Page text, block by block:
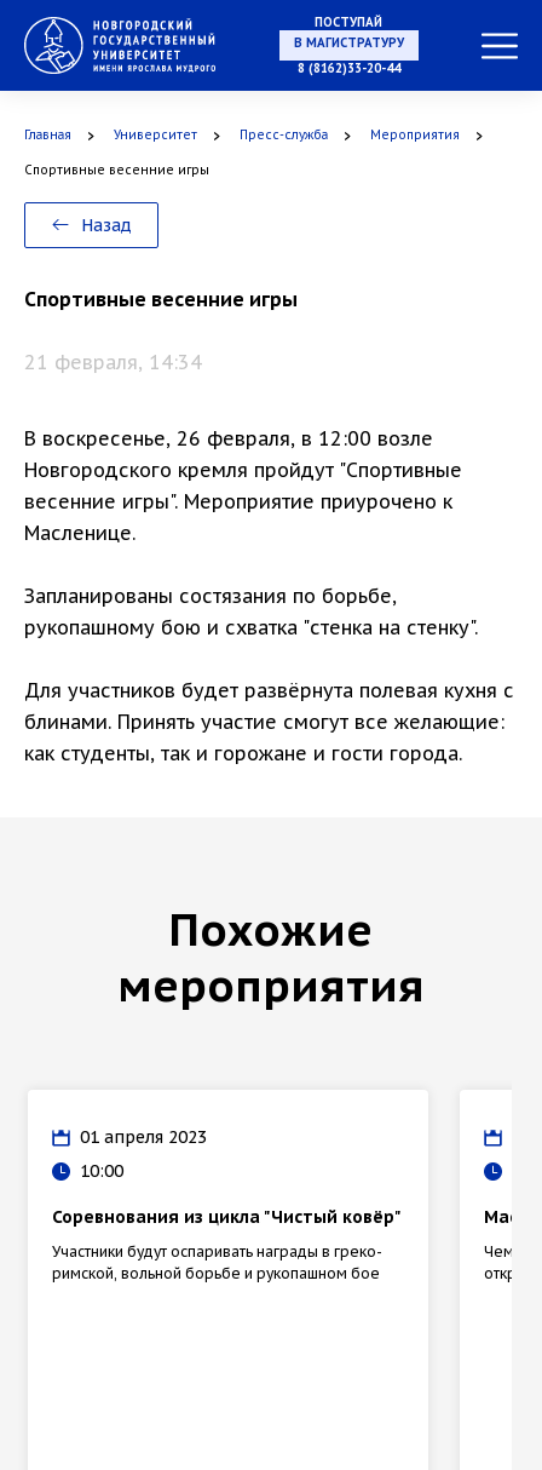
ПОСТУПАЙ
В МАГИСТРАТУРУ
8 (8162)33-20-44
Главная Университет Пресс-служба Мероприятия
Спортивные весенние игры
Назад
Спортивные весенние игры
21 февраля, 14:34
В воскресенье, 26 февраля, в 12:00 возле
Новгородского кремля пройдут "Спортивные
весенние игры". Мероприятие приурочено к
Масленице.
Запланированы состязания по борьбе,
рукопашному бою и схватка "стенка на стенку".
Для участников будет развёрнута полевая кухня с
блинами. Принять участие смогут все желающие:
как студенты, так и горожане и гости города.
Похожие
мероприятия
01 апреля 2023
10:00
Соревнования из цикла "Чистый ковёр"
Участники будут оспаривать награды в греко-
римской, вольной борьбе и рукопашном бое